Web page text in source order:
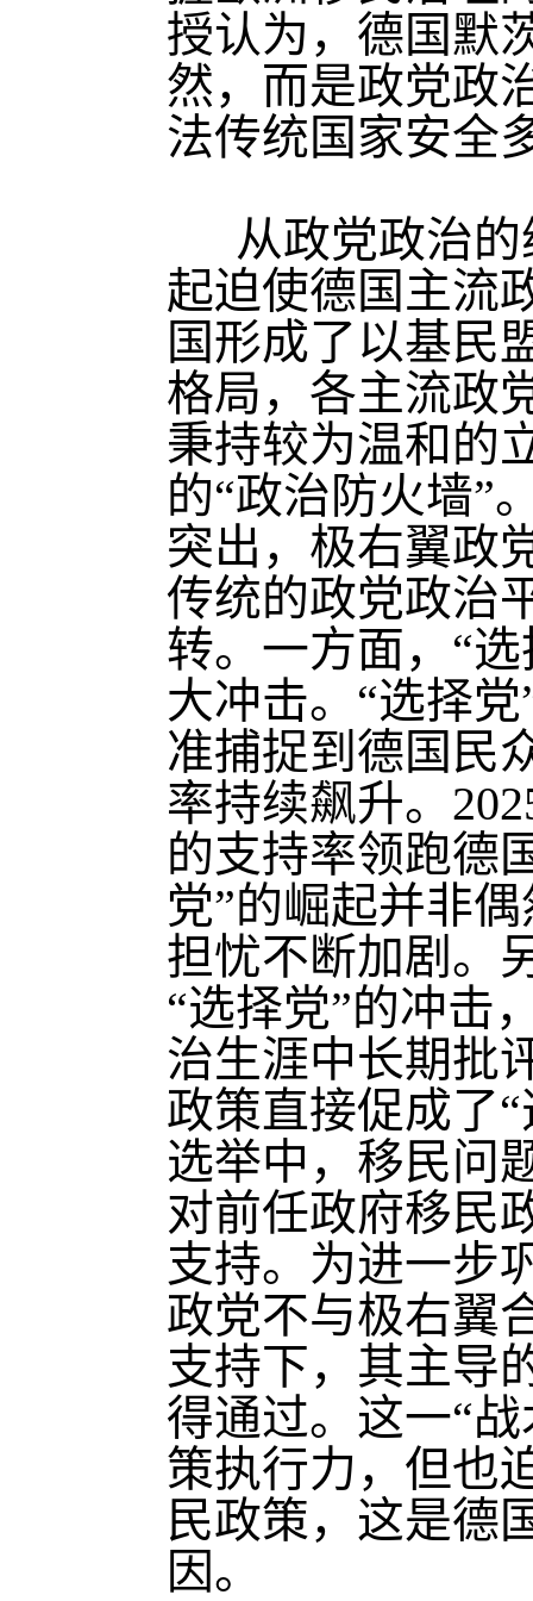
授认为，德国默
然，而是政党政
法传统国家安全
从政党政治的
起迫使德国主流
国形成了以基民
格局，各主流政
秉持较为温和的
的“政治防火墙”
突出，极右翼政
传统的政党政治
转。一方面，“
大冲击。“选择
准捕捉到德国民
率持续飙升。
的支持率领跑德
党”的崛起并非
担忧不断加剧。
“选择党”的冲击
治生涯中长期批
政策直接促成了
选举中，移民问
对前任政府移民
支持。为进一步
政党不与极右翼
支持下，其主导
得通过。这一“
策执行力，但也
民政策，这是德
因。